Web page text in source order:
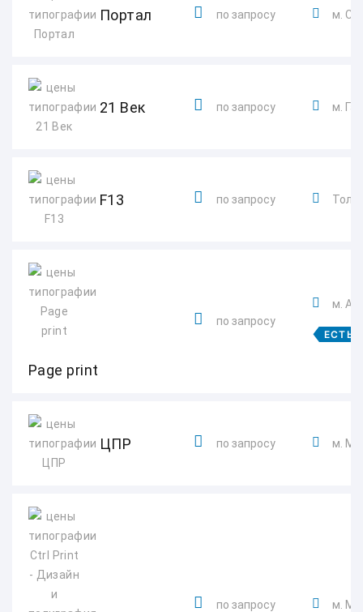
Портал по запросу м.
21 Век по запросу м.
F13 по запросу
Page print
по запросу
м.
ЕСТЬ
ЦПР по запросу м.
по запросу м.